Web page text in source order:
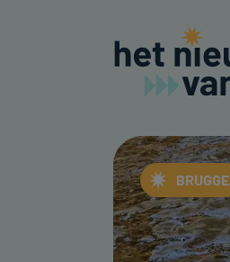
BRUGGE